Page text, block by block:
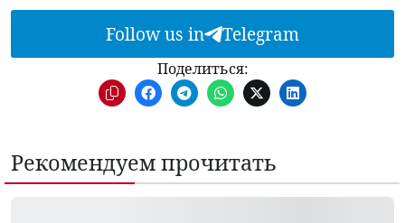
Follow us in Telegram
Поделиться:
Рекомендуем прочитать